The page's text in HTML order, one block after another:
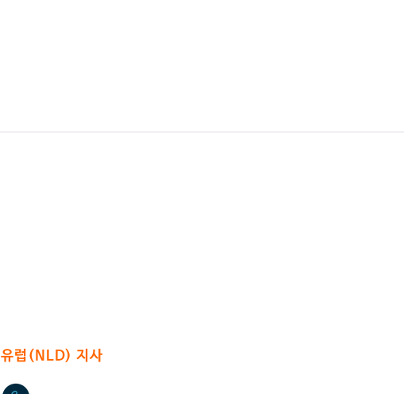
​유럽(NLD) 지사